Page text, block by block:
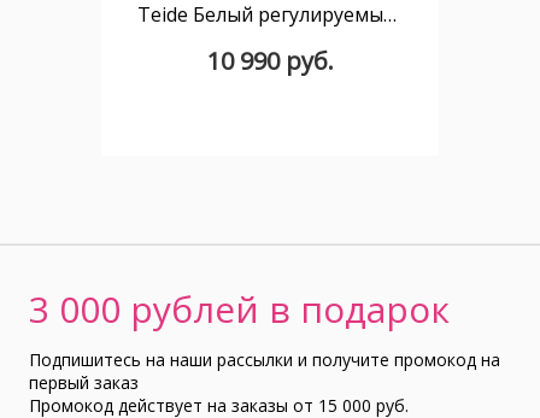
Teide Белый регулируемый модульный даунлайт 10W 40° 3000K CRI90
10 990 руб.
3 000 рублей в подарок
Подпишитесь на наши рассылки и получите промокод на
первый заказ
Промокод действует на заказы от 15 000 руб.